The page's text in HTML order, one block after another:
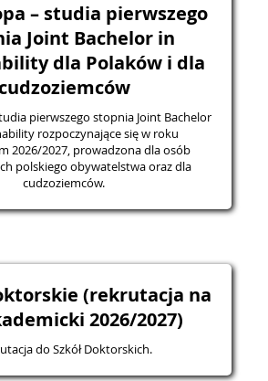
– studia pierwszego
Joint Bachelor in
dla Polaków i dla
cudzoziemców
pierwszego stopnia Joint Bachelor
rozpoczynające się w roku
2026/2027, prowadzona dla osób
polskiego obywatelstwa oraz dla
cudzoziemców.
(rekrutacja na
2026/2027)
do Szkół Doktorskich.